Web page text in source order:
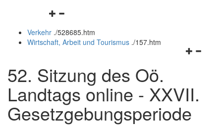
Navigationsmenü
und
schließen
Verkehr ./528685.htm
Wirtschaft, Arbeit und Tourismus ./157.htm
52. Sitzung des Oö.
Landtags online - XXVII.
Gesetzgebungsperiode